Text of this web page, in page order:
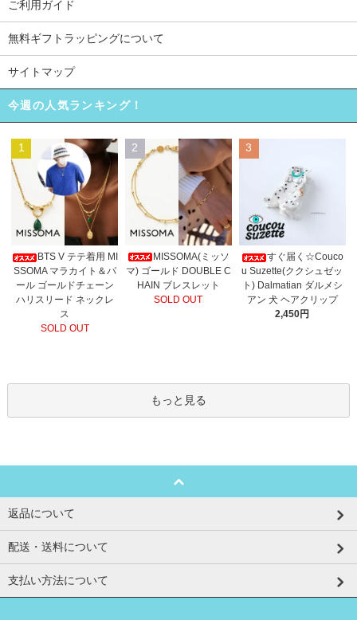
ご利用ガイド
無料ギフトラッピングについて
サイトマップ
今週の人気ランキング！
1
BTS V テテ着用 MI
SSOMA マラカイト＆パ
ール ゴールドチェーン
ハリスリード ネックレ
ス
SOLD OUT
2
MISSOMA(ミッソ
マ) ゴールド DOUBLE C
HAIN ブレスレット
SOLD OUT
3
すぐ届く☆Couco
u Suzette(ククシュゼッ
ト) Dalmatian ダルメシ
アン 犬 ヘアクリップ
2,450円
もっと見る
返品について
配送・送料について
支払い方法について